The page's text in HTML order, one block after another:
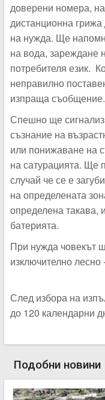
доверени номера,
дистанционна
на нужда. Ще
на вода, зареждане
потребителя език.
неправилно
изпраща съобщение.
Спешно ще
съзнание на
или понижаване на
на сатурацията. Ще
случай че се е
на определената
определена такава,
батерията.
При нужда човекът
изключително
След избора на
до 120 календарни
Подобни новини